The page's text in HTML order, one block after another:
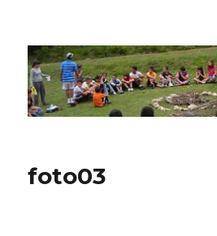
CPN Azterlariak
foto03